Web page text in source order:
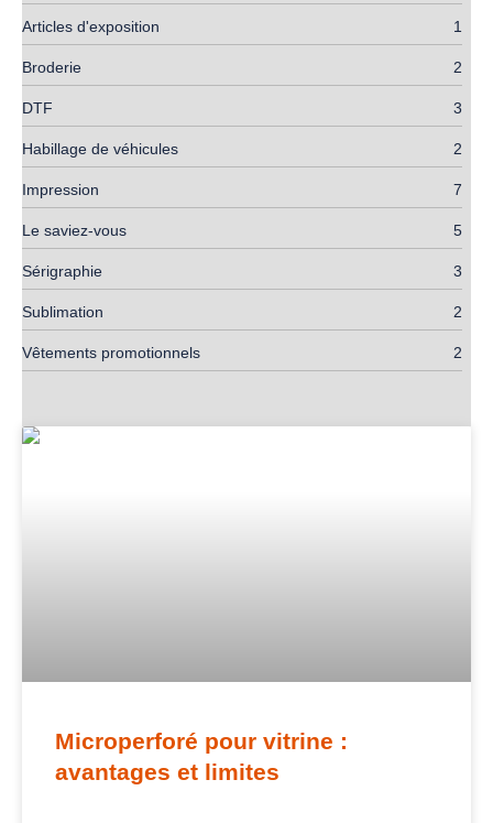
Microperforé pour vitrine :
avantages et limites
Articles d'exposition 1
Broderie 2
DTF 3
Habillage de véhicules 2
Impression 7
Le saviez-vous 5
Sérigraphie 3
Sublimation 2
Vêtements promotionnels 2